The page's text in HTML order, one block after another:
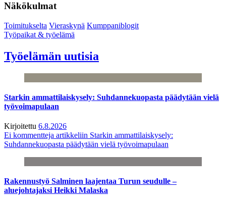
Näkökulmat
Toimitukselta Vieraskynä Kumppaniblogit
Työpaikat & työelämä
Työelämän uutisia
Starkin ammattilaiskysely: Suhdannekuopasta päädytään vielä
työvoimapulaan
Kirjoitettu 6.8.2026
Ei kommentteja artikkeliin Starkin ammattilaiskysely:
Suhdannekuopasta päädytään vielä työvoimapulaan
Rakennustyö Salminen laajentaa Turun seudulle –
aluejohtajaksi Heikki Malaska